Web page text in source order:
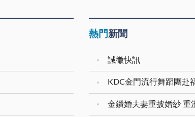
熱門新聞
誠徵快訊
KDC金門流行舞蹈團赴